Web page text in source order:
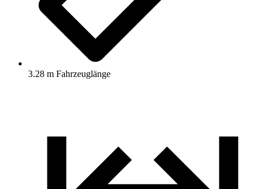
3.28 m Fahrzeuglänge